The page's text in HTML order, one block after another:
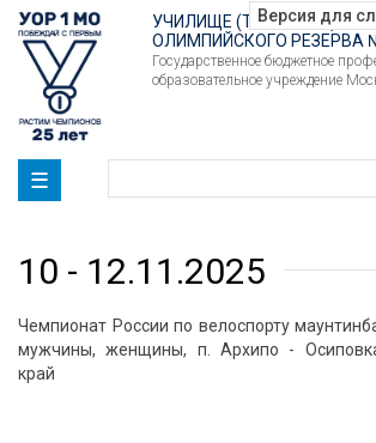
УЧИЛИЩЕ (ТЕХНИКУМ)
ОЛИМПИЙСКОГО РЕЗЕРВА
Государственное бюджетное
образовательное учреждение
☰
10 - 12.11.2025
Чемпионат России по велоспорту
мужчины, женщины, п. Архипо -
край